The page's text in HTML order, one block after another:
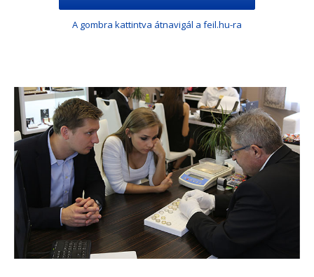
A gombra kattintva átnavigál a feil.hu-ra